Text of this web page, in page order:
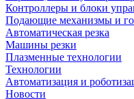
Контроллеры и блоки
Подающие механизмы и
Автоматическая резка
Машины резки
Плазменные технологии
Технологии
Автоматизация и
Новости